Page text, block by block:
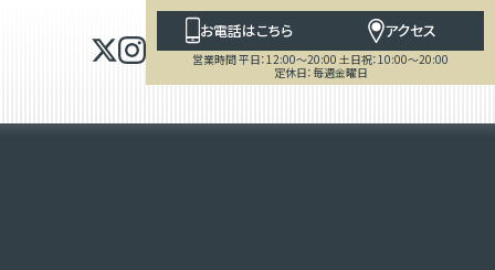
お電話はこちら アクセス
営業時間 平日：12:00～20:00 土日祝：10:00～20:00
定休日：毎週金曜日